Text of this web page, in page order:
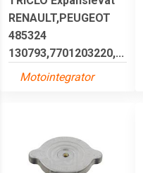
RENAULT,PEUGEOT
485324
130793,7701203220,...
Motointegrator